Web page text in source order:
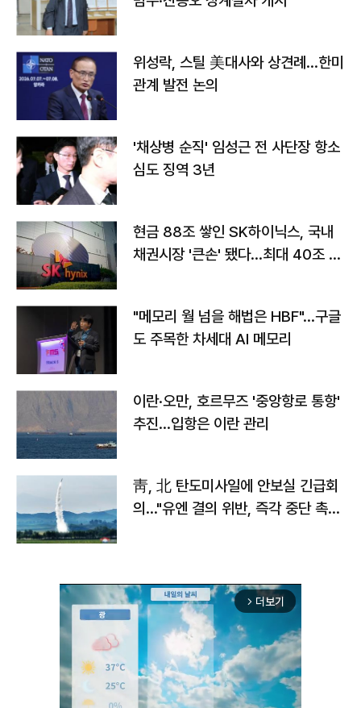
위성락, 스틸 美대사와 상견례…한미
관계 발전 논의
'채상병 순직' 임성근 전 사단장 항소
심도 징역 3년
현금 88조 쌓인 SK하이닉스, 국내
채권시장 '큰손' 됐다…최대 40조 투
"메모리 월 넘을 해법은 HBF"…구글
도 주목한 차세대 AI 메모리
이란·오만, 호르무즈 '중앙항로 통항'
추진…입항은 이란 관리
靑, 北 탄도미사일에 안보실 긴급회
의…"유엔 결의 위반, 즉각 중단 촉
arrow_forward_ios 더보기